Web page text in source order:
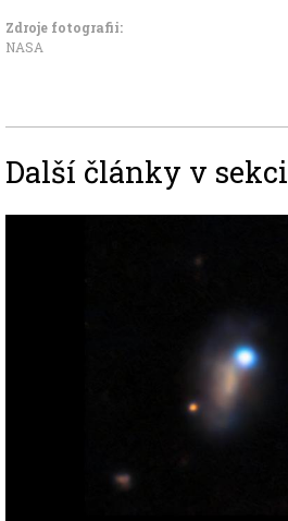
Zdroje fotografii:
NASA
Další články v sekci